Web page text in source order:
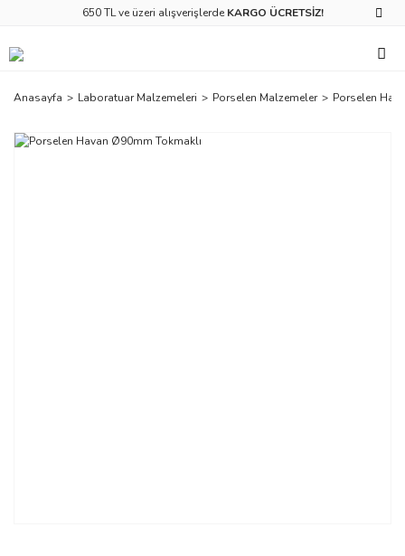
650 TL ve üzeri alışverişlerde KARGO ÜCRETSİZ!
Anasayfa Laboratuar Malzemeleri Porselen Malzemeler Porselen